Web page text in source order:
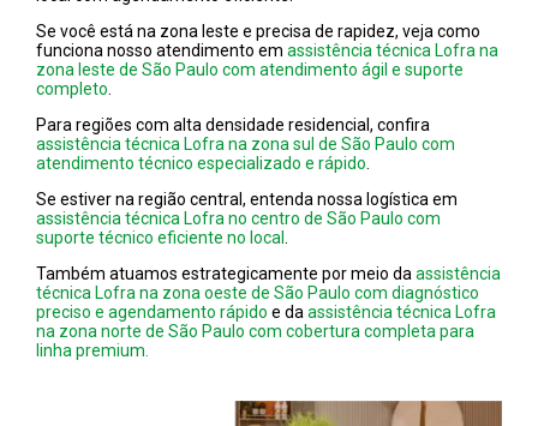
Se você está na zona leste e precisa de rapidez, veja como
funciona nosso atendimento em assistência técnica Lofra na
zona leste de São Paulo com atendimento ágil e suporte
completo
Para regiões com alta densidade residencial, confira
assistência técnica Lofra na zona sul de São Paulo com
atendimento técnico especializado e rápido
Se estiver na região central, entenda nossa logística em
assistência técnica Lofra no centro de São Paulo com
suporte técnico eficiente no local
Também atuamos estrategicamente por meio da assistência
técnica Lofra na zona oeste de São Paulo com diagnóstico
preciso e agendamento rápido e da assistência técnica Lofra
na zona norte de São Paulo com cobertura completa para
linha premium.